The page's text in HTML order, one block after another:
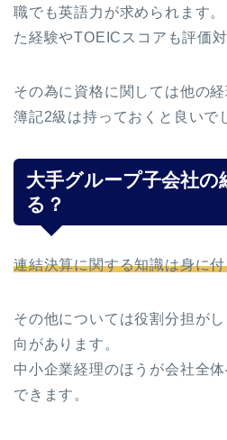
職でも英語力が求められます
た経験やTOEICスコアも評価
その為に資格に関しては他の
簿記2級は持っておくと良いで
大手グループ子会社の
る？
連結決算に関する知識は身に
その他については役割分担が
向があります。
中小企業経理のほうが会社全
できます。